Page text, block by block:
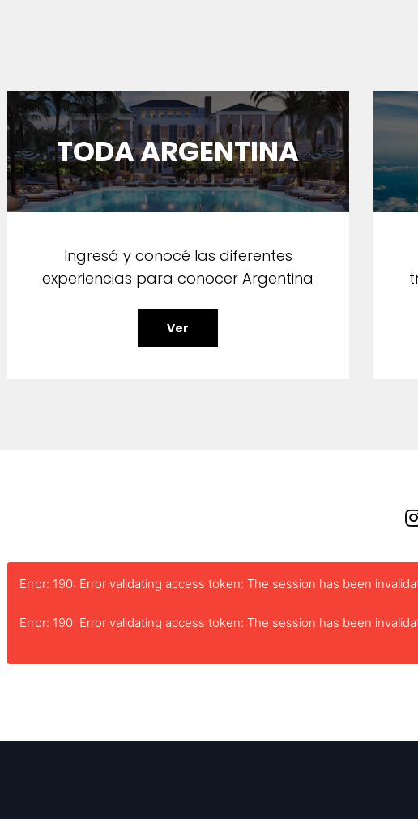
TODA ARGENTINA
Ingresá y conocé las diferentes
experiencias para conocer Argentina
Ver
Error: 190: Error validating access token: The session has been
Error: 190: Error validating access token: The session has been